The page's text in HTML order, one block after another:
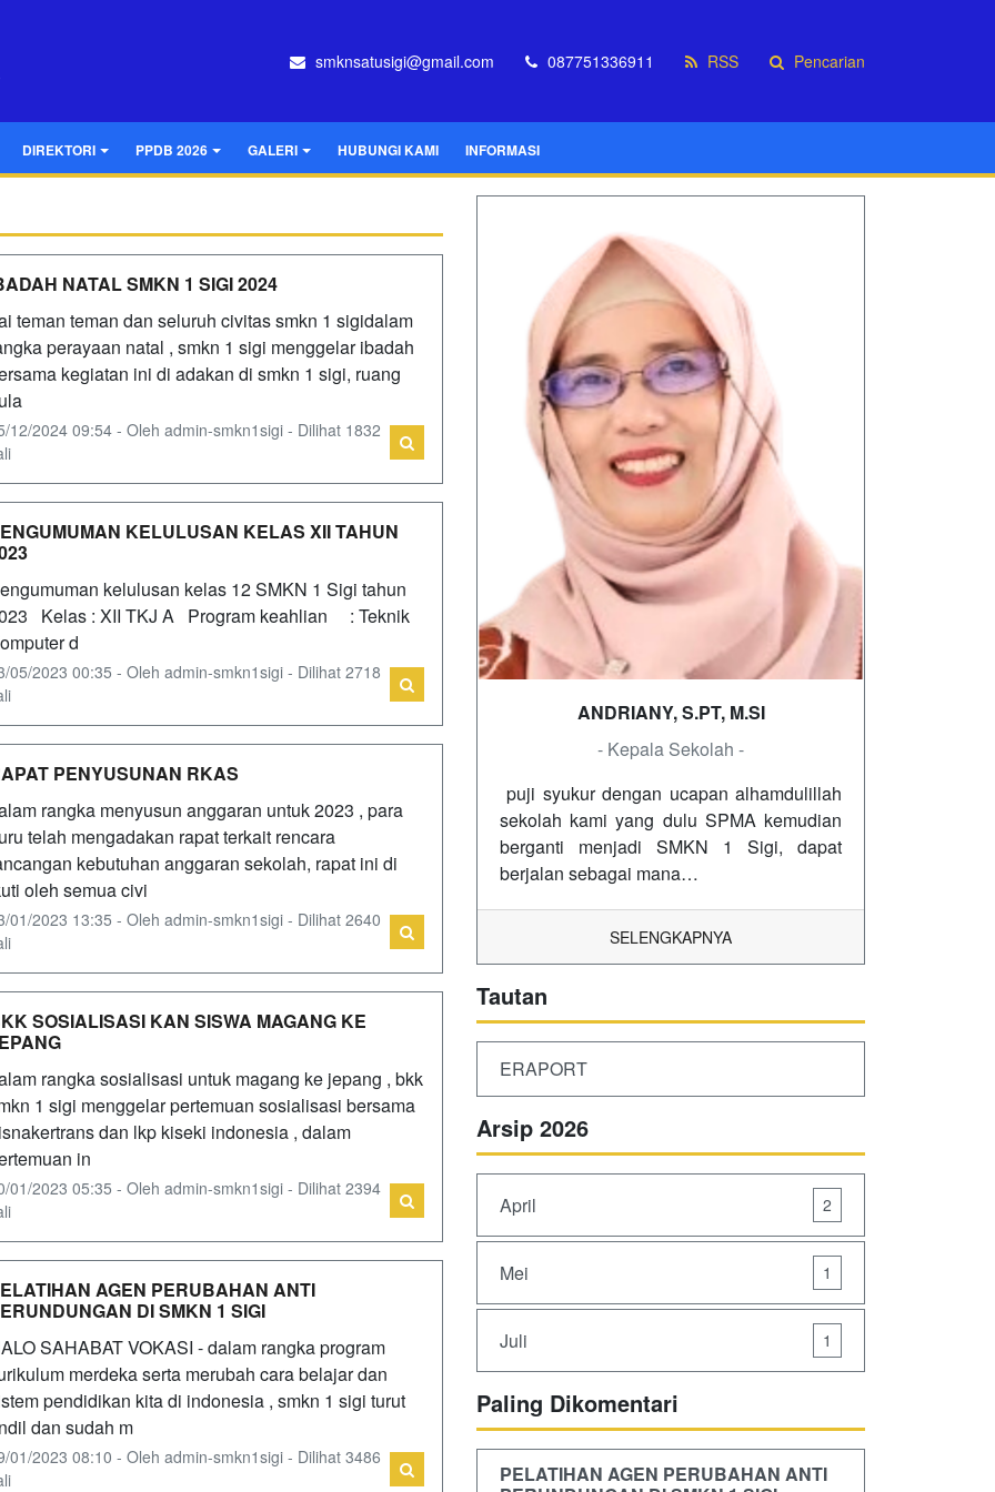
smknsatusigi@gmail.com 087751336911 RSS Pencarian
DIREKTORI PPDB 2026 GALERI HUBUNGI KAMI INFORMASI
NATAL SMKN 1 SIGI 2024
teman teman dan seluruh civitas smkn 1 sigidalam
perayaan natal , smkn 1 sigi menggelar ibadah
kegiatan ini di adakan di smkn 1 sigi, ruang
12/2024 09:54 - Oleh admin-smkn1sigi - Dilihat 1832
KELULUSAN KELAS XII TAHUN
kelulusan kelas 12 SMKN 1 Sigi tahun
Kelas : XII TKJ A Program keahlian : Teknik
d
05/2023 00:35 - Oleh admin-smkn1sigi - Dilihat 2718
PENYUSUNAN RKAS
rangka menyusun anggaran untuk 2023 , para
telah mengadakan rapat terkait rencara
kebutuhan anggaran sekolah, rapat ini di
oleh semua civi
01/2023 13:35 - Oleh admin-smkn1sigi - Dilihat 2640
SOSIALISASI KAN SISWA MAGANG KE
rangka sosialisasi untuk magang ke jepang , bkk
1 sigi menggelar pertemuan sosialisasi bersama
dan lkp kiseki indonesia , dalam
in
01/2023 05:35 - Oleh admin-smkn1sigi - Dilihat 2394
AGEN PERUBAHAN ANTI
DI SMKN 1 SIGI
SAHABAT VOKASI - dalam rangka program
merdeka serta merubah cara belajar dan
pendidikan kita di indonesia , smkn 1 sigi turut
dan sudah m
01/2023 08:10 - Oleh admin-smkn1sigi - Dilihat 3486
ANDRIANY, S.PT, M.SI
- Kepala Sekolah -
puji syukur dengan ucapan alhamdulillah
sekolah kami yang dulu SPMA kemudian
berganti menjadi SMKN 1 Sigi, dapat
berjalan sebagai mana…
SELENGKAPNYA
Tautan
ERAPORT
Arsip 2026
April 2
Mei 1
Juli 1
Paling Dikomentari
PELATIHAN AGEN PERUBAHAN ANTI